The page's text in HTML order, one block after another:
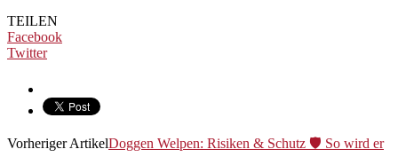
TEILEN
Facebook
Twitter
Vorheriger ArtikelDoggen Welpen: Risiken & Schutz 🛡️ So wird er